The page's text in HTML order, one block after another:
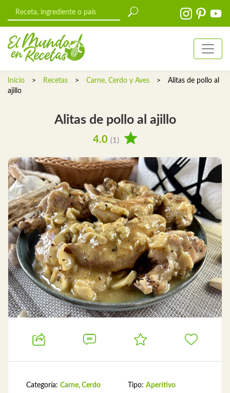
Inicio > Recetas > Carne, Cerdo y Aves >
Alitas de pollo al
ajillo
Alitas de pollo al ajillo
4.0 (1)
Categoría: Carne, Cerdo
Tipo: Aperitivo